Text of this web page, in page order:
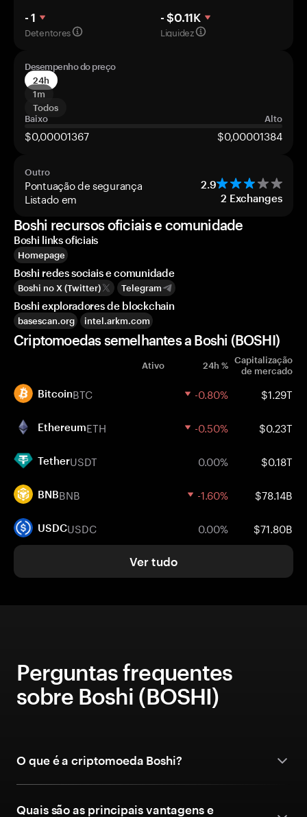
- 1
Detentores
- $0.11K
Liquidez
Desempenho do preço
24h
1m
Todos
Baixo
Alto
$0,00001367 $0,00001384
Outro
Pontuação de segurança 2.9
Listado em 2 Exchanges
Boshi recursos oficiais e comunidade
Boshi links oficiais
Homepage
Boshi redes sociais e comunidade
Boshi no X (Twitter) Telegram
Boshi exploradores de blockchain
basescan.org intel.arkm.com
Criptomoedas semelhantes a Boshi (BOSHI)
Ativo 24h % Capitalização
de mercado
BitcoinBTC -0.80% $1.29T
EthereumETH -0.50% $0.23T
TetherUSDT 0.00% $0.18T
BNBBNB -1.60% $78.14B
USDCUSDC 0.00% $71.80B
Ver tudo
Perguntas frequentes
sobre Boshi (BOSHI)
O que é a criptomoeda Boshi?
Quais são as principais vantagens e